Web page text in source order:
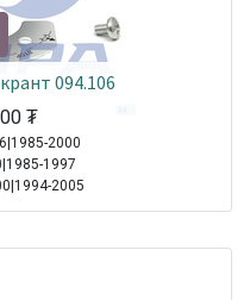
094.106
₮
2000
1997
2005
M|1995-2005